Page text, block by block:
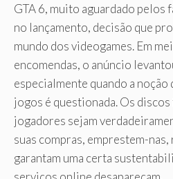
GTA 6, muito aguardado pelos
no lançamento, decisão que
mundo dos videogames. Em
encomendas, o anúncio
especialmente quando a
jogos é questionada. Os
jogadores sejam
suas compras, emprestem-nas,
garantam uma certa